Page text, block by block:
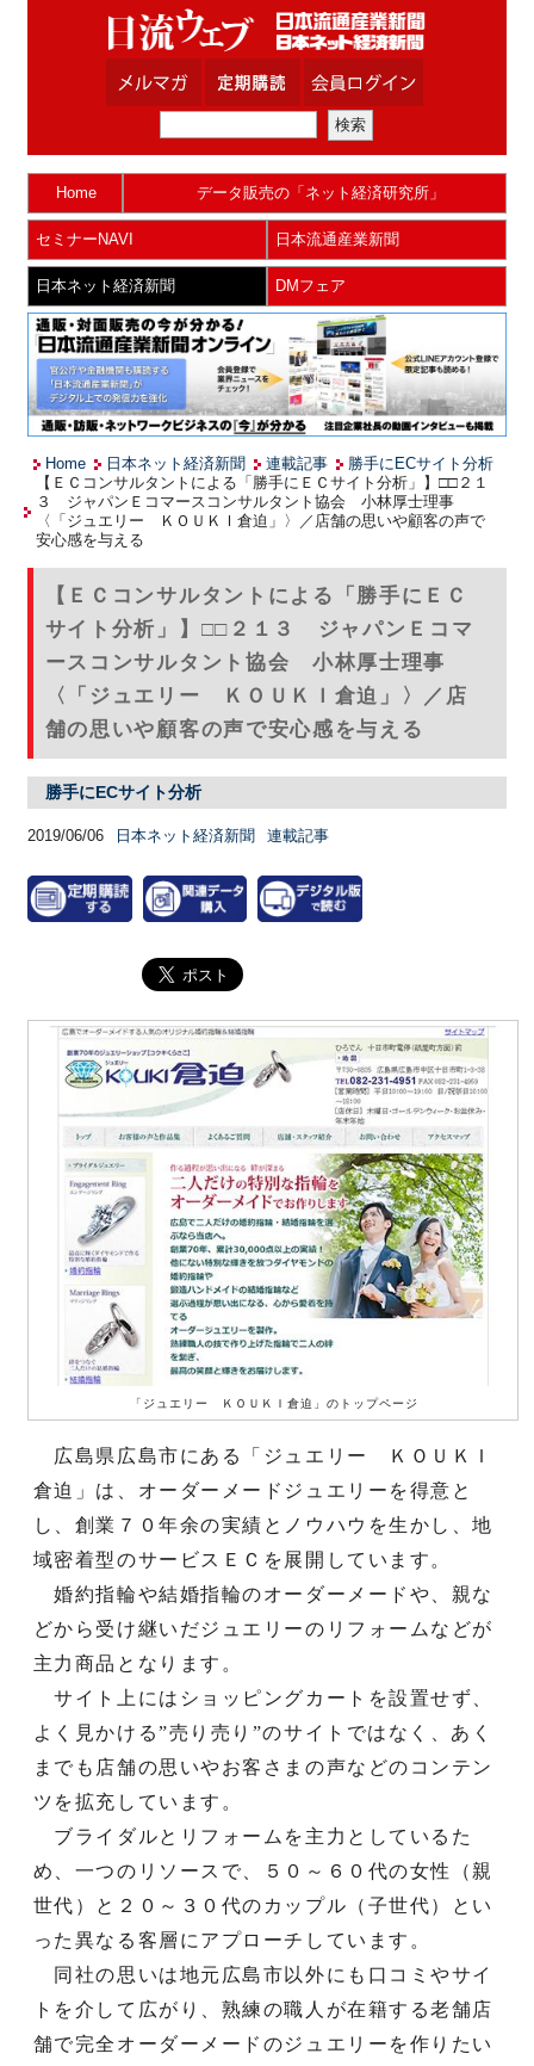
Home データ販売の「ネット経済研究所」
セミナーNAVI 日本流通産業新聞
日本ネット経済新聞 DMフェア
Home 日本ネット経済新聞 連載記事
勝手にECサイト分析
【ＥＣコンサルタントによる「勝手にＥＣサイト分析」】□□２１
３ ジャパンＥコマースコンサルタント協会 小林厚士理事
〈「ジュエリー ＫＯＵＫＩ倉迫」〉／店舗の思いや顧客の声で
安心感を与える
【ＥＣコンサルタントによる「勝手にＥＣ
サイト分析」】□□２１３ ジャパンＥコマ
ースコンサルタント協会 小林厚士理事
〈「ジュエリー ＫＯＵＫＩ倉迫」〉／店
舗の思いや顧客の声で安心感を与える
勝手にECサイト分析
2019/06/06 日本ネット経済新聞 連載記事
「ジュエリー ＫＯＵＫＩ倉迫」のトップページ
広島県広島市にある「ジュエリー ＫＯＵＫＩ
倉迫」は、オーダーメードジュエリーを得意と
し、創業７０年余の実績とノウハウを生かし、地
域密着型のサービスＥＣを展開しています。
婚約指輪や結婚指輪のオーダーメードや、親な
どから受け継いだジュエリーのリフォームなどが
主力商品となります。
サイト上にはショッピングカートを設置せず、
よく見かける”売り売り”のサイトではなく、あく
までも店舗の思いやお客さまの声などのコンテン
ツを拡充しています。
ブライダルとリフォームを主力としているた
め、一つのリソースで、５０～６０代の女性（親
世代）と２０～３０代のカップル（子世代）とい
った異なる客層にアプローチしています。
同社の思いは地元広島市以外にも口コミやサイ
トを介して広がり、熟練の職人が在籍する老舗店
舗で完全オーダーメードのジュエリーを作りたい